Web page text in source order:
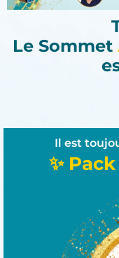
Le Sommet
Il est
✨